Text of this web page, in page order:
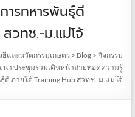
ารทหารพันธุ์ดี
วทช.-ม.แม่โจ้
และนวัตกรรมเกษตร> Blog >กิจกรรม
า ประชุมร่วมเดินหน้าถ่ายทอดความรู้
ดี ภายใต้ Training Hub สวทช.-ม.แม่โจ้